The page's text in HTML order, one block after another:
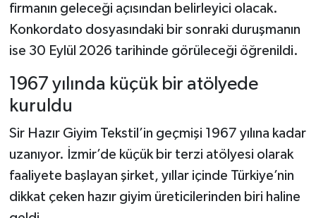
firmanın geleceği açısından belirleyici olacak.
Konkordato dosyasındaki bir sonraki duruşmanın
ise 30 Eylül 2026 tarihinde görüleceği öğrenildi.
1967 yılında küçük bir atölyede
kuruldu
Sir Hazır Giyim Tekstil’in geçmişi 1967 yılına kadar
uzanıyor. İzmir’de küçük bir terzi atölyesi olarak
faaliyete başlayan şirket, yıllar içinde Türkiye’nin
dikkat çeken hazır giyim üreticilerinden biri haline